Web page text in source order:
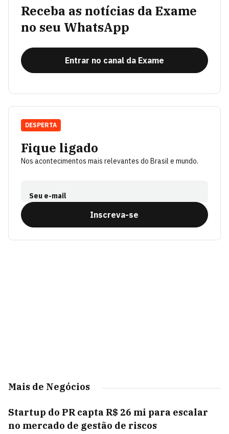
Receba as notícias da Exame
no seu WhatsApp
Entrar no canal da Exame
Fique ligado
Nos acontecimentos mais relevantes do Brasil e mundo.
Seu e-mail
Inscreva-se
DESPERTA
Mais de Negócios
Startup do PR capta R$ 26 mi para escalar
no mercado de gestão de riscos